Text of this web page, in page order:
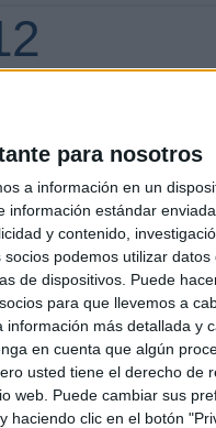
para nosotros
a información en un
estándar
y contenido,
podemos utilizar datos
de dispositivos. Puede
para que llevemos a
más detallada y
en cuenta que algún
usted tiene el derecho de
web. Puede cambiar sus
haciendo clic en el botón
ÚLTIMO PARTIDO
Jijantes FC - Kunisports
22/7/2023 Kings League
Visitante